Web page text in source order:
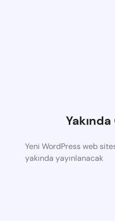
Yeni WordPress web
yakında yayınlanacak